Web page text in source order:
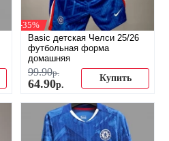
-35%
Basic детская Челси 25/26
футбольная форма
домашняя
99.90р.
64.90р.
Купить